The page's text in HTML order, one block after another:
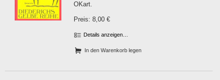
OKart.
Preis: 8,00 €
Details anzeigen…
In den Warenkorb legen